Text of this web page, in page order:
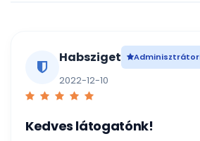
Habsziget
2022-12-10
Kedves látogatónk!